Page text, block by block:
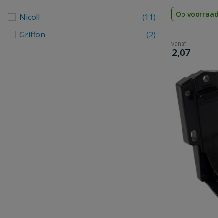
Nicoll
(11)
Griffon
(2)
Op voorraad
vanaf
€
2,07